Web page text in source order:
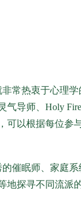
常热衷于心理
气导师、Holy
可以根据每位参
催眠师、家庭
地探寻不同流派